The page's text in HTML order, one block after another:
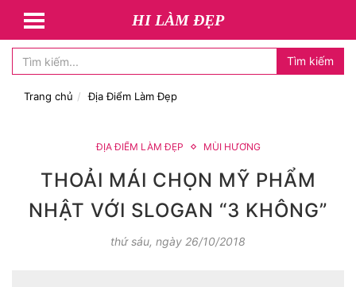
HI LÀM ĐẸP
Tìm kiếm
Trang chủ Địa Điểm Làm Đẹp
ĐỊA ĐIỂM LÀM ĐẸP MÙI HƯƠNG
THOẢI MÁI CHỌN MỸ PHẨM
NHẬT VỚI SLOGAN “3 KHÔNG”
thứ sáu, ngày 26/10/2018